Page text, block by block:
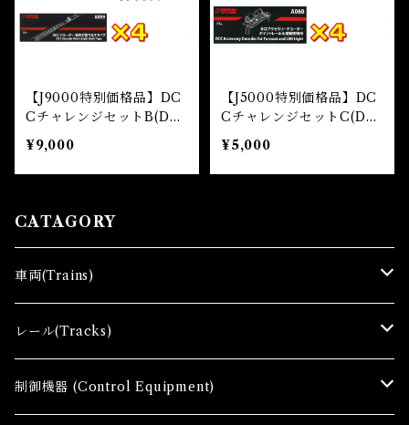
【J9000特別価格品】DC
CチャレンジセットB(DC
C Decoder Room Light
Multi Type 4pcs set)
¥9,000
【J5000特別価格品】DC
CチャレンジセットC(DC
C Accessory Decoder f
or Turnout 4pcs set)
¥5,000
CATAGORY
車両(Trains)
Ｚゲージ車両(Ｔ) Zgauge Trains
Ｚゲージスターターセット(G) Z Starter sets
レール(Tracks)
レール(R)Tracks
制御機器 (Control Equipment)